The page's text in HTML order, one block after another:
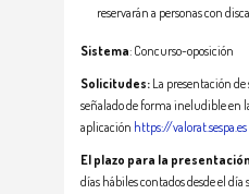
reservarán a personas con
Sistema: Concurso-oposición
Solicitudes: La presentación de
señalado de forma ineludible en
aplicación https://valorat.sespa.es
El plazo para la
días hábiles contados desde el